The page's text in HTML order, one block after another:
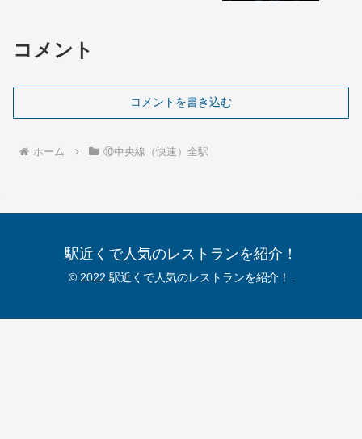
コメント
コメントを書き込む
ホーム ⑩中央線（快速）全駅
駅近くで人気のレストランを紹介！
© 2022 駅近くで人気のレストランを紹介！.